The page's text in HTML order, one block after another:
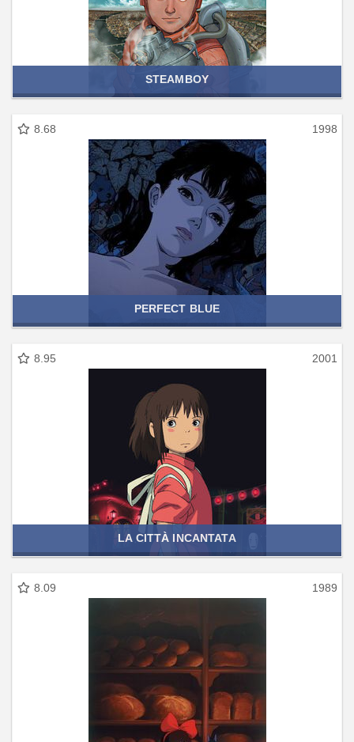
STEAMBOY
8.68 1998
PERFECT BLUE
8.95 2001
LA CITTÀ INCANTATA
8.09 1989